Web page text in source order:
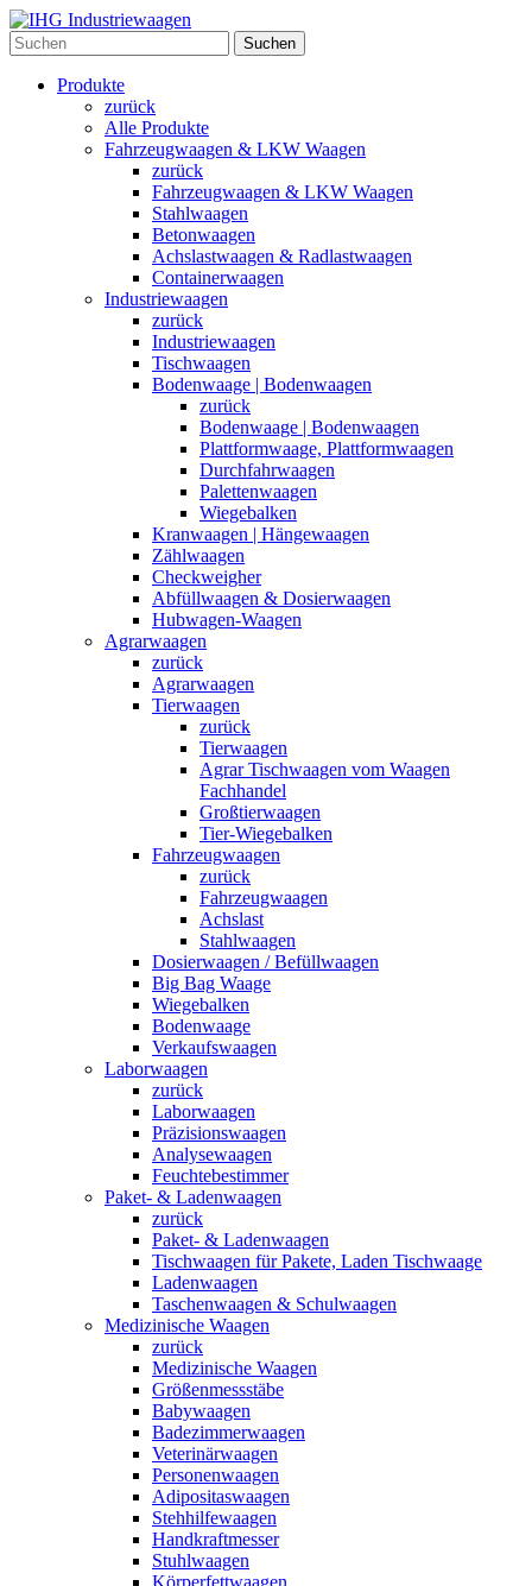
Suchen
Produkte
zurück
Alle Produkte
Fahrzeugwaagen & LKW Waagen
zurück
Fahrzeugwaagen & LKW Waagen
Stahlwaagen
Betonwaagen
Achslastwaagen & Radlastwaagen
Containerwaagen
Industriewaagen
zurück
Industriewaagen
Tischwaagen
Bodenwaage | Bodenwaagen
zurück
Bodenwaage | Bodenwaagen
Plattformwaage, Plattformwaagen
Durchfahrwaagen
Palettenwaagen
Wiegebalken
Kranwaagen | Hängewaagen
Zählwaagen
Checkweigher
Abfüllwaagen & Dosierwaagen
Hubwagen-Waagen
Agrarwaagen
zurück
Agrarwaagen
Tierwaagen
zurück
Tierwaagen
Agrar Tischwaagen vom Waagen
Fachhandel
Großtierwaagen
Tier-Wiegebalken
Fahrzeugwaagen
zurück
Fahrzeugwaagen
Achslast
Stahlwaagen
Dosierwaagen / Befüllwaagen
Big Bag Waage
Wiegebalken
Bodenwaage
Verkaufswaagen
Laborwaagen
zurück
Laborwaagen
Präzisionswaagen
Analysewaagen
Feuchtebestimmer
Paket- & Ladenwaagen
zurück
Paket- & Ladenwaagen
Tischwaagen für Pakete, Laden Tischwaage
Ladenwaagen
Taschenwaagen & Schulwaagen
Medizinische Waagen
zurück
Medizinische Waagen
Größenmessstäbe
Babywaagen
Badezimmerwaagen
Veterinärwaagen
Personenwaagen
Adipositaswaagen
Stehhilfewaagen
Handkraftmesser
Stuhlwaagen
Körperfettwaagen